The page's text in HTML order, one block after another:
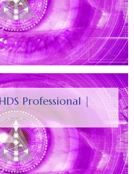
Professional |